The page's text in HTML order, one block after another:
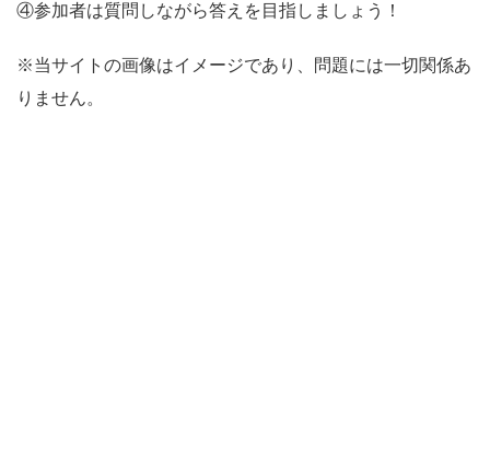
④参加者は質問しながら答えを目指しましょう！
※当サイトの画像はイメージであり、問題には一切関係あ
りません。